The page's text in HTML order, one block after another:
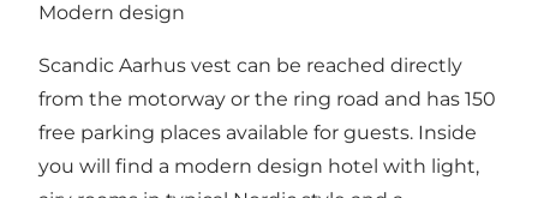
Modern design
Scandic Aarhus vest can be reached directly
from the motorway or the ring road and has 150
free parking places available for guests. Inside
you will find a modern design hotel with light,